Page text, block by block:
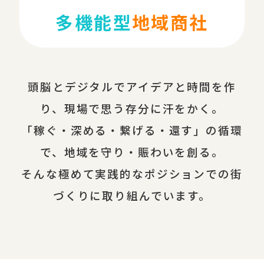
多機能型地域商社
頭脳とデジタルでアイデアと時間を作
り、現場で思う存分に汗をかく。
「稼ぐ・深める・繋げる・還す」の循環
で、地域を守り・賑わいを創る。
そんな極めて実践的なポジションでの街
づくりに取り組んでいます。